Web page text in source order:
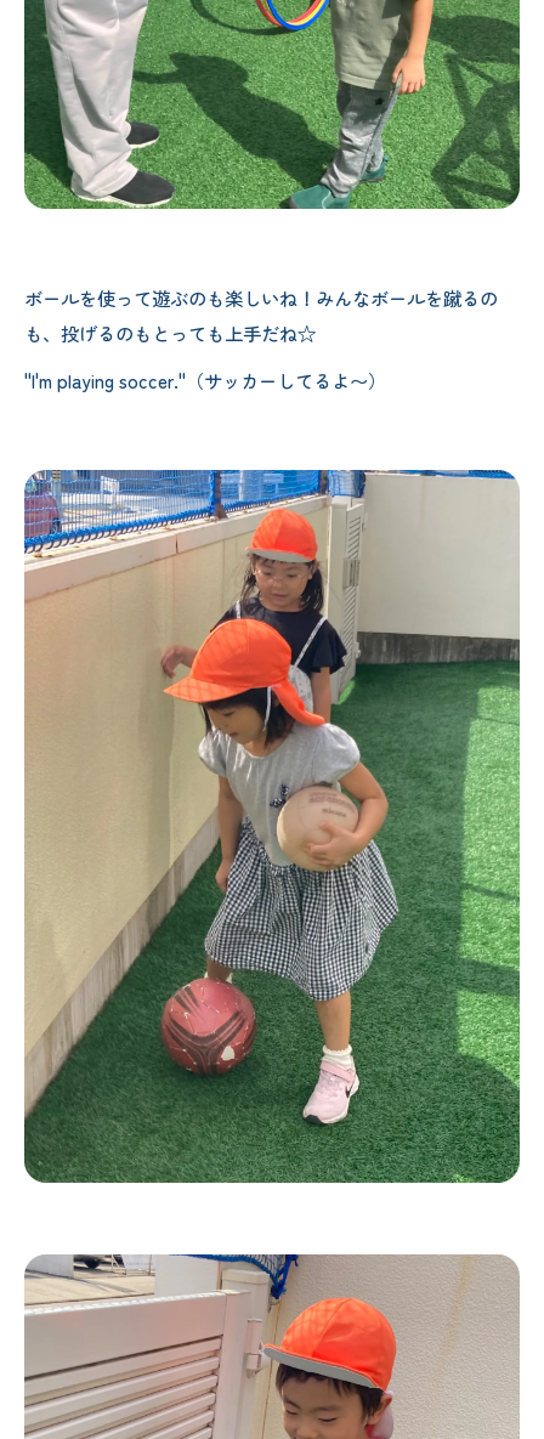
ボールを使って遊ぶのも楽しいね！みんなボールを蹴るの
も、投げるのもとっても上手だね☆
"I'm playing soccer."（サッカーしてるよ〜）